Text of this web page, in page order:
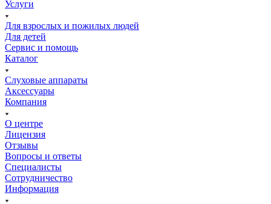
Услуги
Для взрослых и пожилых людей
Для детей
Сервис и помощь
Каталог
Слуховые аппараты
Аксессуары
Компания
О центре
Лицензия
Отзывы
Вопросы и ответы
Специалисты
Сотрудничество
Информация